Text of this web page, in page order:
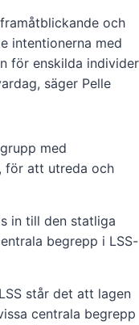
och
intentionerna med
för enskilda individer
säger Pelle
med
för att utreda och
in till den statliga
begrepp i LSS-
står det att lagen
centrala begrepp